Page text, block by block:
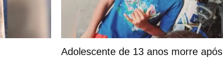
Adolescente de 13 anos morre após